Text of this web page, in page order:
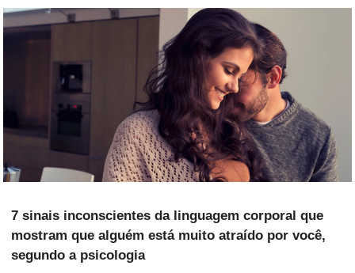
7 sinais inconscientes da linguagem corporal que
mostram que alguém está muito atraído por você,
segundo a psicologia